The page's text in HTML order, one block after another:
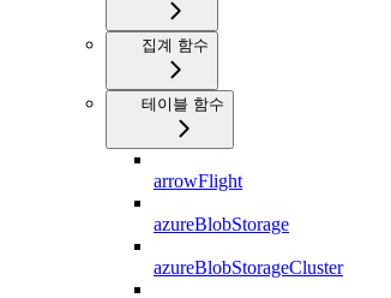
집계 함수
테이블 함수
arrowFlight
azureBlobStorage
azureBlobStorageCluster